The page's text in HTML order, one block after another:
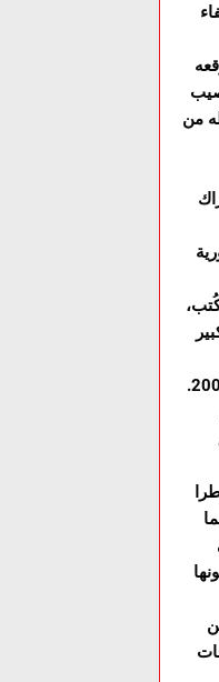
من
نعود للحديث عن انتهازية حزب الإصلاح في طريقة تعامله مع مشكلة الحوثي منذ نشوب الحرب الأولى عام 2004.